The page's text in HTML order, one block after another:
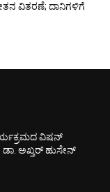
ವಿತರಣೆ; ದಾನಿಗಳಿಗೆ
ವಿಷನ್
ಡಾ. ಅಖ್ತರ್ ಹುಸೇನ್